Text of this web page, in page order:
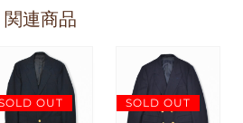
関連商品
OUT SOLD OUT